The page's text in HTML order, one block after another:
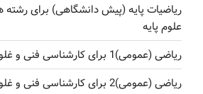
ریاضیات پایه (پیش دانشگاهی) برای
علوم پایه
ریاضی (عمومی)1 برای کارشناسی فنی و غلوم پایه
ریاضی (عمومی)2 برای کارشناسی فنی و غلوم پایه